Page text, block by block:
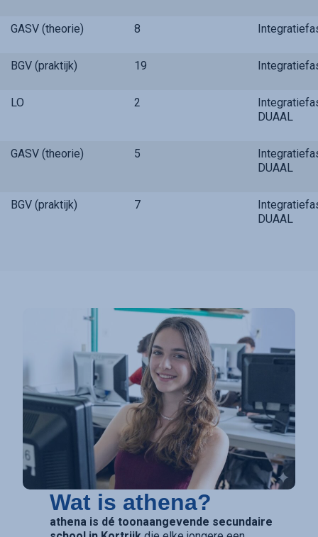
GASV (theorie) 8
BGV (praktijk) 19
LO 2
DUAAL
GASV (theorie) 5
DUAAL
BGV (praktijk) 7
DUAAL
Wat is athena?
athena is dé toonaangevende secundaire